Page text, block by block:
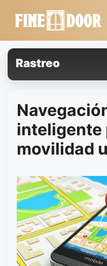
Rastreo
inteligente
movilidad